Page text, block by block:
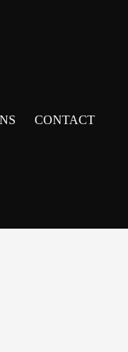
CONTACT